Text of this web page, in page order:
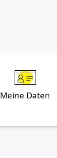
Meine Daten